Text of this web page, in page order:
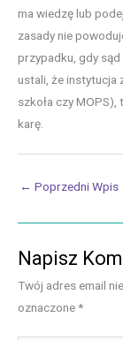
ma wiedzę lub
zasady nie
przypadku, gdy
ustali, że instytucja
szkoła czy
karę.
Post
← Poprzedni Wpis
Napisz
Twój adres email
oznaczone*